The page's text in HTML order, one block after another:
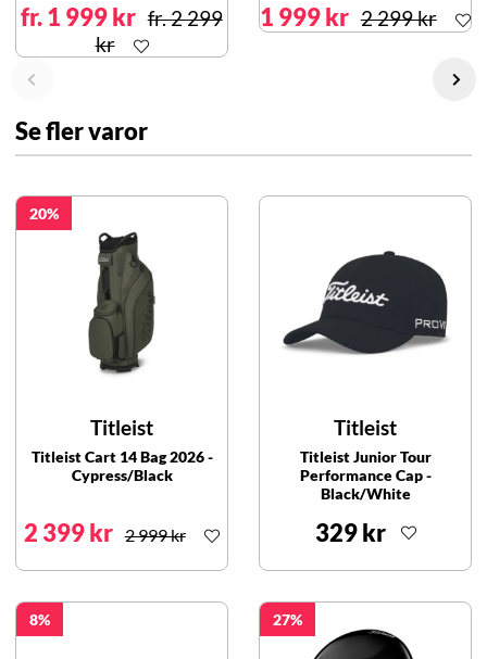
fr. 1 999 kr fr. 2 299
kr
1 999 kr 2 299 kr
Se fler varor
20
Titleist
Titleist Cart 14 Bag 2026 -
Cypress/Black
2 399 kr 2 999 kr
Titleist
Titleist Junior Tour
Performance Cap -
Black/White
329 kr
8 27